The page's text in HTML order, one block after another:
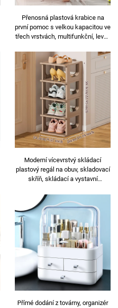
Přenosná plastová krabice na
první pomoc s velkou kapacitou ve
třech vrstvách, multifunkční, levná
Moderní vícevrstvý skládací
plastový regál na obuv, skladovací
skříň, skládací a vystavní
kuchyni a koupelně
Přímé dodání z továrny, organizér